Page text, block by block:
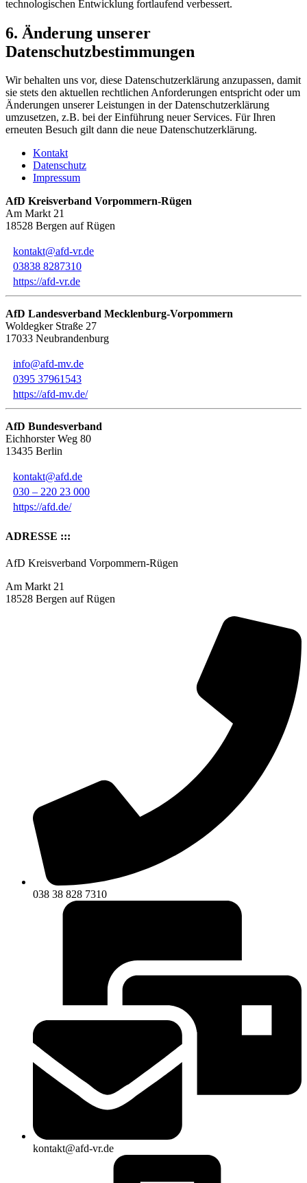
technologischen Entwicklung fortlaufend verbessert.
6. Änderung unserer
Datenschutzbestimmungen
Wir behalten uns vor, diese Datenschutzerklärung anzupassen, damit
sie stets den aktuellen rechtlichen Anforderungen entspricht oder um
Änderungen unserer Leistungen in der Datenschutzerklärung
umzusetzen, z.B. bei der Einführung neuer Services. Für Ihren
erneuten Besuch gilt dann die neue Datenschutzerklärung.
Kontakt
Datenschutz
Impressum
AfD Kreisverband Vorpommern-Rügen
Am Markt 21
18528 Bergen auf Rügen
kontakt@afd-vr.de
03838 8287310
https://afd-vr.de
AfD Landesverband Mecklenburg-Vorpommern
Woldegker Straße 27
17033 Neubrandenburg
info@afd-mv.de
0395 37961543
https://afd-mv.de/
AfD Bundesverband
Eichhorster Weg 80
13435 Berlin
kontakt@afd.de
030 – 220 23 000
https://afd.de/
ADRESSE :::
AfD Kreisverband Vorpommern-Rügen
Am Markt 21
18528 Bergen auf Rügen
038 38 828 7310
kontakt@afd-vr.de